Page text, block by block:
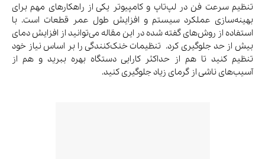
تنظیم سرعت فن در لپ‌تاپ و کامپیوتر یکی از راهکارهای مهم برای
بهینه‌سازی عملکرد سیستم و افزایش طول عمر قطعات است. با
استفاده از روش‌های گفته شده در این مقاله می‌توانید از افزایش دمای
بیش از حد جلوگیری کرد. تنظیمات خنک‌کنندگی را بر اساس نیاز خود
تنظیم کنید تا هم از حداکثر کارایی دستگاه بهره ببرید و هم از
آسیب‌های ناشی از گرمای زیاد جلوگیری کنید.